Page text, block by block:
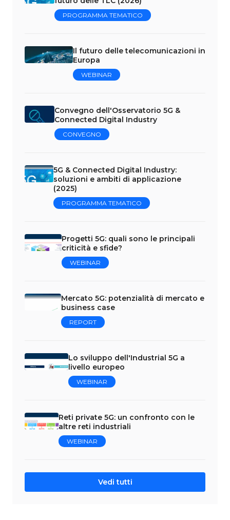
PROGRAMMA TEMATICO
Il futuro delle telecomunicazioni in
Europa
WEBINAR
Convegno dell'Osservatorio 5G &
Connected Digital Industry
CONVEGNO
5G & Connected Digital Industry:
soluzioni e ambiti di applicazione
(2025)
PROGRAMMA TEMATICO
Progetti 5G: quali sono le principali
criticità e sfide?
WEBINAR
Mercato 5G: potenzialità di mercato e
business case
REPORT
Lo sviluppo dell'Industrial 5G a
livello europeo
WEBINAR
Reti private 5G: un confronto con le
altre reti industriali
WEBINAR
Vedi tutti